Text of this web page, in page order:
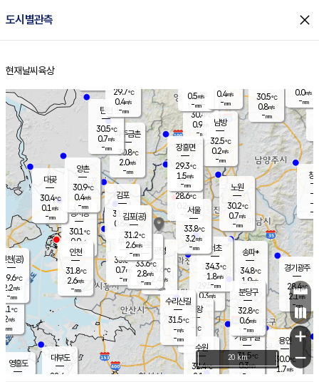
도시별관측 close
홈
현재날씨 육상
의도
℃
m/s
mm
영흥도
양주
30.4℃
0.9
-mm
과천
29.5℃
0.3m/s
- mm
용인
30.0℃
1.7m/s
경기광주
28.4℃
2.1m/s
-mm
대부도
28.4
경서동
30.1℃
0.0m/s
-mm
파주금촌
30.8℃
2.0m/s
-mm
30.5℃
0.8m/s
-mm
대곶
30.4℃
0.1 m/s
-mm
창
-
-m/
-
탄현
30.5℃
0.7m/s
-mm
0.0m/s
-mm
의왕
- ℃
m/s
mm
김포
31.2℃
0.6 m/s
mm
광명
33.6 ℃
2.4 m/s
-mm
부천
33.0℃
0.7m/s
-mm
양촌
30.9℃
0.4m/s
-mm
구로
33.6℃
2.8m/s
-mm
은평
28.6℃
0.2 m/s
- mm
노원
30.2℃
0.7m/s
-mm
송파*
34.8℃
1.9m/s
-mm
서초
34.3℃
1.8m/s
-mm
남방
32.5℃
0.2m/s
-mm
기흥구갈
31.5℃
0.3m/s
-
수리산길
31.5℃
-m/s
-mm
분당구
32.8℃
0.6m/s
-mm
장흥면
29.3℃
1.5m/s
-mm
0.5m/s
-mm
인천(공)
29.6℃
2.2m/s
-mm
김포(공)
31.2℃
2.6m/s
-mm
수원
32.4℃
2.1 m/s
인천
31.8℃
2.6m/s
-mm
서울
33.8℃
3.2m/s
-mm
29.7℃
0.4m/s
-mm
0.4m/s
-mm
+
−
20 km